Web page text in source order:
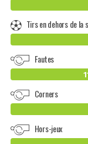
Tirs en dehors de la
Fautes
Corners
Hors-jeux